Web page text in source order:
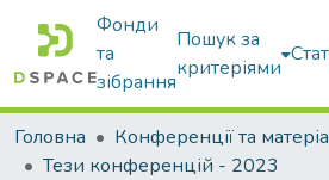
Фонди
та
зібрання
Пошук за
критеріями
Головна
Тези конференцій - 2023